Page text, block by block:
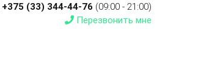
+375 (33) 344-44-76 (09:00 - 21:00)
Перезвонить мне